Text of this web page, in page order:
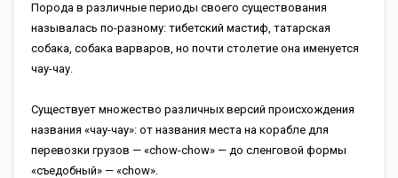
Порода в различные периоды своего существования
называлась по-разному: тибетский мастиф, татарская
собака, собака варваров, но почти столетие она именуется
чау-чау.
Существует множество различных версий происхождения
названия «чау-чау»: от названия места на корабле для
перевозки грузов — «chow-chow» — до сленговой формы
«съедобный» — «chow».